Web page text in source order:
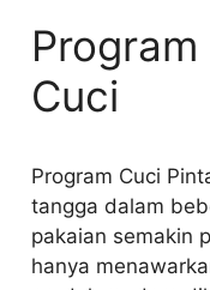
Cuci
Program Cuci
tangga dalam
pakaian semakin
hanya